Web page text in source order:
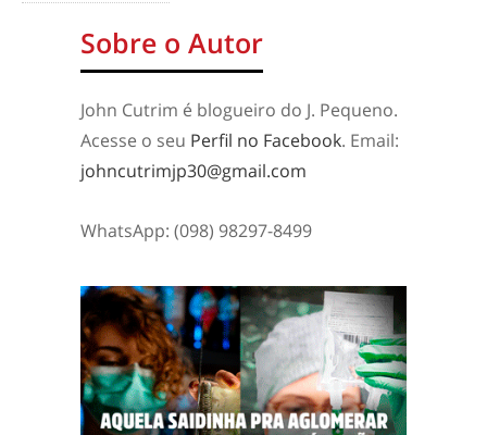
Sobre o Autor
John Cutrim é blogueiro do J. Pequeno.
Acesse o seu Perfil no Facebook. Email:
johncutrimjp30@gmail.com
WhatsApp: (098) 98297-8499